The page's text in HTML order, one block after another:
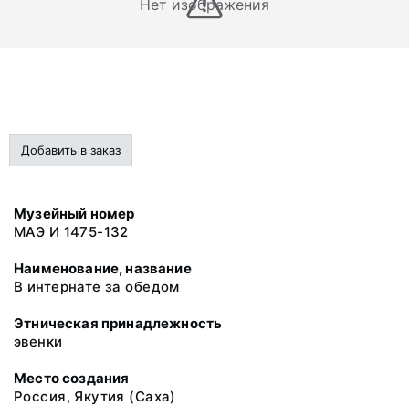
Нет изображения
Добавить в заказ
Музейный номер
МАЭ И 1475-132
Наименование, название
В интернате за обедом
Этническая принадлежность
эвенки
Место создания
Россия, Якутия (Саха)